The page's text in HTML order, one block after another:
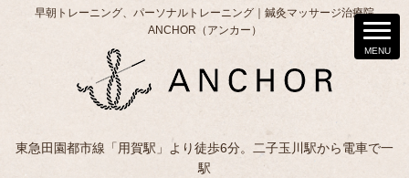
早朝トレーニング、パーソナルトレーニング｜鍼灸マッサージ治療院
ANCHOR（アンカー）
東急田園都市線「用賀駅」より徒歩6分。二子玉川駅から電車で一
駅